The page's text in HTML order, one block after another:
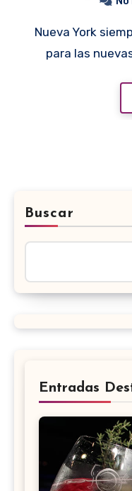
Nueva York siempre es la caja de resonancia
para las
Buscar
Entradas